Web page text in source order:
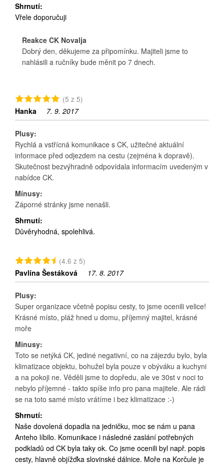
Shrnutí:
Vřele doporučuji
Reakce CK Novalja
Dobrý den, děkujeme za připomínku. Majiteli jsme to
nahlásili a ručníky bude měnit po 7 dnech.
(5 z 5)
Hanka
7. 9. 2017
Plusy:
Rychlá a vstřícná komunikace s CK, užitečné aktuální
informace před odjezdem na cestu (zejména k dopravě).
Skutečnost bezvýhradně odpovídala informacím uvedeným v
nabídce CK.
Mínusy:
Záporné stránky jsme nenašli.
Shrnutí:
Důvěryhodná, spolehlivá.
(4.6 z 5)
Pavlína Šestáková
17. 8. 2017
Plusy:
Super organizace včetně popisu cesty, to jsme ocenili velice!
Krásné místo, pláž hned u domu, příjemný majitel, krásné
moře
Mínusy:
Toto se netýká CK, jediné negativní, co na zájezdu bylo, byla
klimatizace objektu, bohužel byla pouze v obýváku a kuchyni
a na pokoji ne. Věděli jsme to dopředu, ale ve 30st v noci to
nebylo příjemné - takto spíše info pro pana majitele. Ale rádi
se na toto samé místo vrátíme i bez klimatizace :-)
Shrnutí:
Naše dovolená dopadla na jedničku, moc se nám u pana
Anteho líbilo. Komunikace i následné zaslání potřebných
podkladů od CK byla taky ok. Co jsme ocenili byl např. popis
cesty, hlavně objížďka slovinské dálnice. Moře na Korčule je